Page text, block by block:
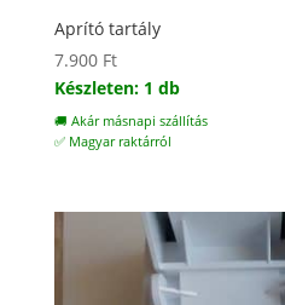
Aprító tartály
7.900 Ft
Készleten: 1 db
🚚 Akár másnapi szállítás
✅ Magyar raktárról